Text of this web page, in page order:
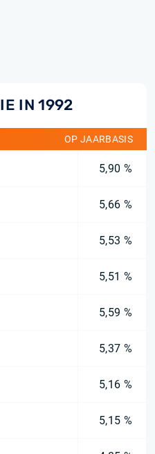
IN 1992
OP JAARBASIS
5,90 %
5,66 %
5,53 %
5,51 %
5,59 %
5,37 %
5,16 %
5,15 %